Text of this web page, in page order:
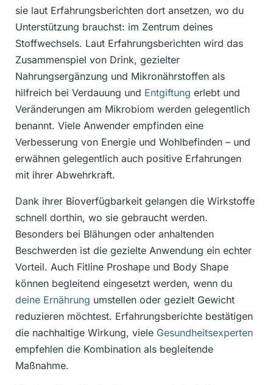
sie laut Erfahrungsberichten dort ansetzen, wo du
Unterstützung brauchst: im Zentrum deines
Stoffwechsels. Laut Erfahrungsberichten wird das
Zusammenspiel von Drink, gezielter
Nahrungsergänzung und Mikronährstoffen als
hilfreich bei Verdauung und Entgiftung erlebt und
Veränderungen am Mikrobiom werden gelegentlich
benannt. Viele Anwender empfinden eine
Verbesserung von Energie und Wohlbefinden – und
erwähnen gelegentlich auch positive Erfahrungen
mit ihrer Abwehrkraft.
Dank ihrer Bioverfügbarkeit gelangen die Wirkstoffe
schnell dorthin, wo sie gebraucht werden.
Besonders bei Blähungen oder anhaltenden
Beschwerden ist die gezielte Anwendung ein echter
Vorteil. Auch Fitline Proshape und Body Shape
können begleitend eingesetzt werden, wenn du
deine Ernährung umstellen oder gezielt Gewicht
reduzieren möchtest. Erfahrungsberichte bestätigen
die nachhaltige Wirkung, viele Gesundheitsexperten
empfehlen die Kombination als begleitende
Maßnahme.